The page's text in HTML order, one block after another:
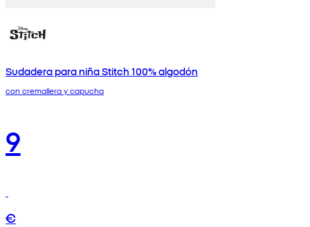
Sudadera para niña Stitch 100% algodón
con cremallera y capucha
9
€